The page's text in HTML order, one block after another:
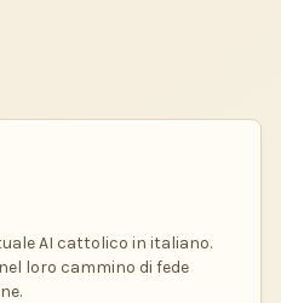
AI cattolico in italiano.
loro cammino di fede